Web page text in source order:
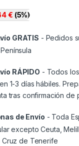
€ (5%)
GRATIS - Pedidos
RÁPIDO - Todos
1-3 días hábiles.
tras confirmación de
de Envío - Toda
excepto Ceuta,
Cruz de Tenerife